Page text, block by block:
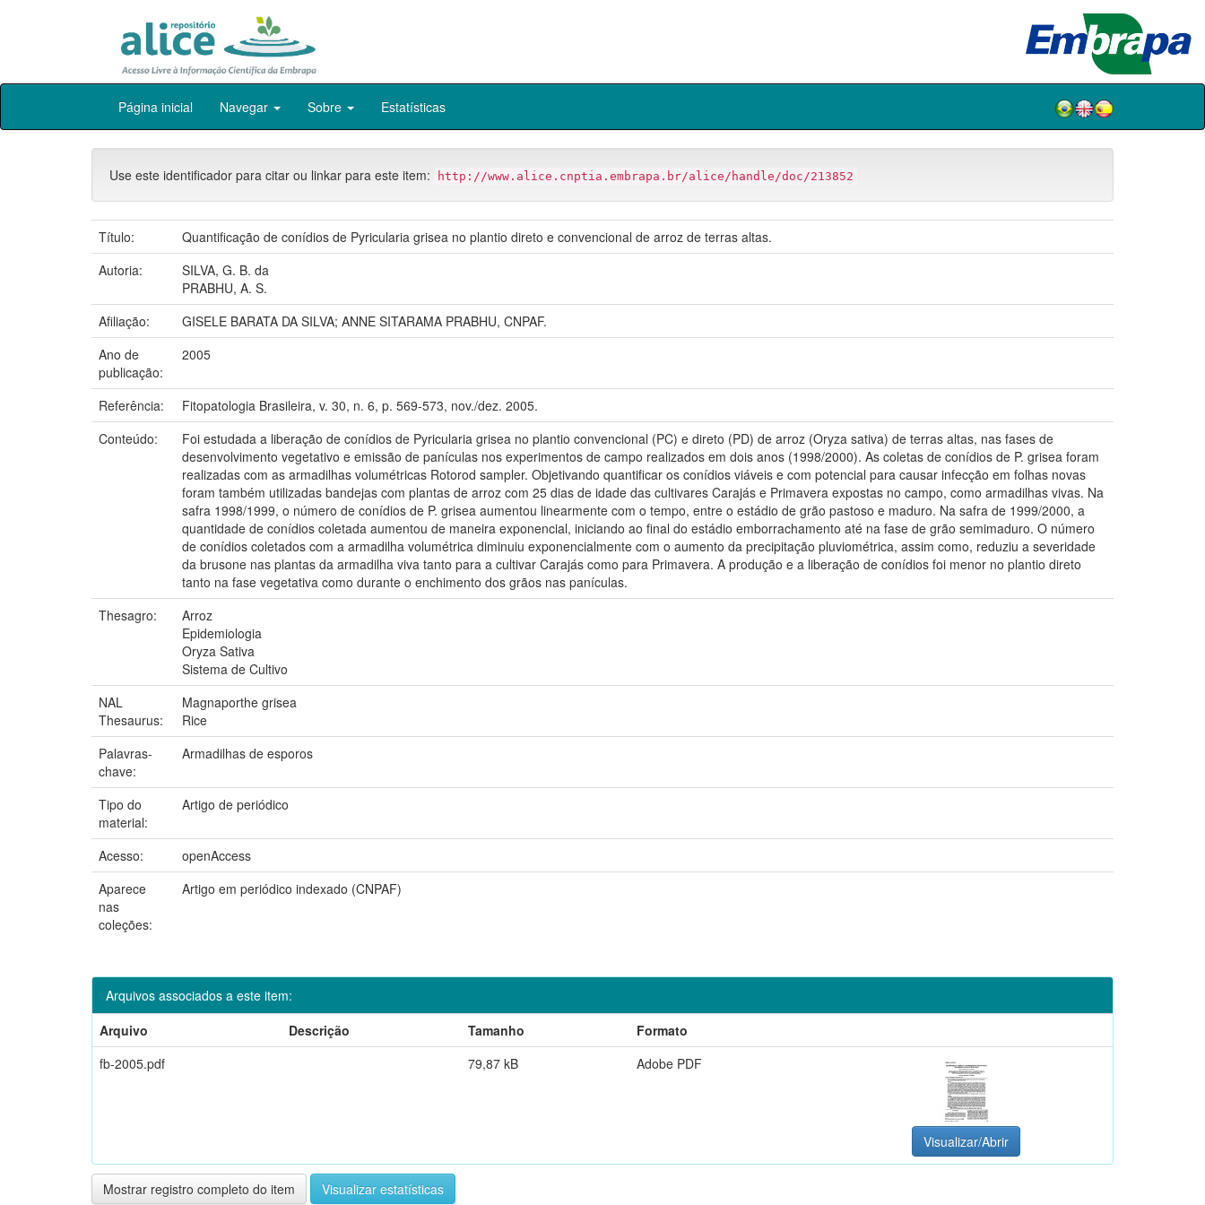
Skip
Página inicial Navegar Sobre Estatísticas
Use este identificador para citar ou linkar para este item: http://www.alice.cnptia.embrapa.br/alice/handle/doc/213852
Título:
Quantificação de conídios de Pyricularia grisea no plantio direto e convencional de arroz de terras altas.
Autoria:
SILVA, G. B. da
PRABHU, A. S.
Afiliação:
GISELE BARATA DA SILVA; ANNE SITARAMA PRABHU, CNPAF.
Ano de
publicação:
2005
Referência:
Fitopatologia Brasileira, v. 30, n. 6, p. 569-573, nov./dez. 2005.
Conteúdo:
Foi estudada a liberação de conídios de Pyricularia grisea no plantio convencional (PC) e direto (PD) de arroz (Oryza sativa) de terras altas, nas fases de
desenvolvimento vegetativo e emissão de panículas nos experimentos de campo realizados em dois anos (1998/2000). As coletas de conídios de P. grisea foram
realizadas com as armadilhas volumétricas Rotorod sampler. Objetivando quantificar os conídios viáveis e com potencial para causar infecção em folhas novas
foram também utilizadas bandejas com plantas de arroz com 25 dias de idade das cultivares Carajás e Primavera expostas no campo, como armadilhas vivas. Na
safra 1998/1999, o número de conídios de P. grisea aumentou linearmente com o tempo, entre o estádio de grão pastoso e maduro. Na safra de 1999/2000, a
quantidade de conídios coletada aumentou de maneira exponencial, iniciando ao final do estádio emborrachamento até na fase de grão semimaduro. O número
de conídios coletados com a armadilha volumétrica diminuiu exponencialmente com o aumento da precipitação pluviométrica, assim como, reduziu a severidade
da brusone nas plantas da armadilha viva tanto para a cultivar Carajás como para Primavera. A produção e a liberação de conídios foi menor no plantio direto
tanto na fase vegetativa como durante o enchimento dos grãos nas panículas.
Thesagro:
Arroz
Epidemiologia
Oryza Sativa
Sistema de Cultivo
NAL
Thesaurus:
Magnaporthe grisea
Rice
Palavras-
chave:
Armadilhas de esporos
Tipo do
material:
Artigo de periódico
Acesso:
openAccess
Aparece
nas
coleções:
Artigo em periódico indexado (CNPAF)
Arquivos associados a este item:
Arquivo
Descrição Tamanho
Formato
fb-2005.pdf
79,87 kB Adobe PDF
Visualizar/Abrir
Mostrar registro completo do item Visualizar estatísticas